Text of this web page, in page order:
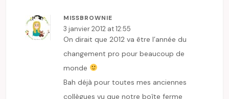
MISSBROWNIE
3 janvier 2012 at 12:55
On dirait que 2012 va être l’année du
changement pro pour beaucoup de
monde
Bah déjà pour toutes mes anciennes
collègues vu que notre boîte ferme